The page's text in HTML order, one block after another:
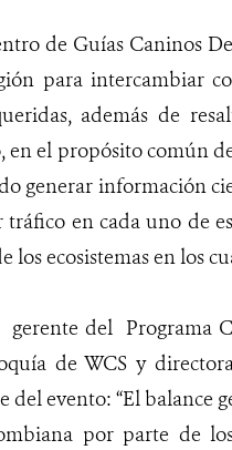
de Guías Caninos
para intercambiar
además de
el propósito común
generar información
tráfico en cada uno de
los ecosistemas en los
del Programa
de WCS y
del evento: “El balance
por parte de